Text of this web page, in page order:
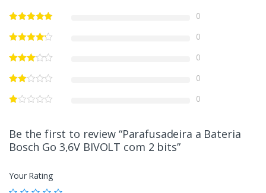
0
0
0
0
0
Be the first to review “Parafusadeira a Bateria
Bosch Go 3,6V BIVOLT com 2 bits”
Your Rating